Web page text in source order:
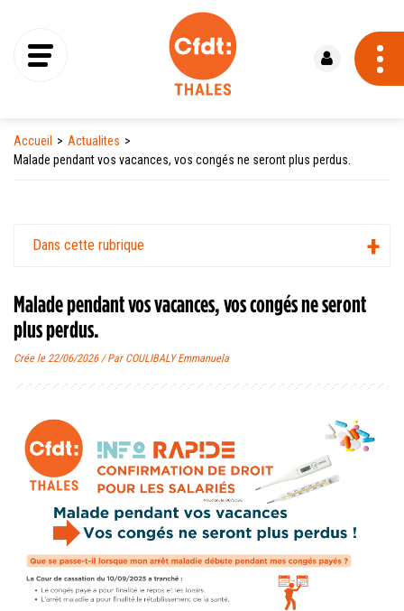
Accueil
Actualites
Malade pendant vos vacances, vos congés ne seront plus perdus.
Dans cette rubrique
Malade pendant vos vacances, vos congés ne seront
plus perdus.
Crée le 22/06/2026 / Par COULIBALY Emmanuela